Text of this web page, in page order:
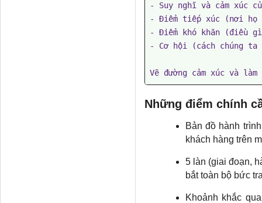
- Suy nghĩ và cảm xúc
- Điểm tiếp xúc (nơi
- Điểm khó khăn (điều
- Cơ hội (cách chúng
Vẽ đường cảm xúc và
Những điểm chính
Bản đồ hành
khách hàng trên
5 làn (giai đoạn,
bắt toàn bộ bức
Khoảnh khắc